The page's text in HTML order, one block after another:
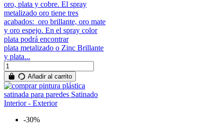
oro, plata y cobre. El spray
metalizado oro tiene tres
acabados: oro brillante, oro mate
y oro espejo. En el spray color
plata podrá encontrar
plata metalizado o Zinc Brillante
y plata...
Añadir al carrito
-30%